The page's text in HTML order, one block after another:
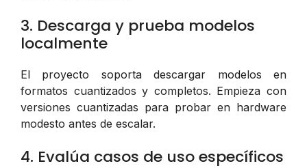
3. Descarga y prueba modelos
localmente
El proyecto soporta descargar modelos en
formatos cuantizados y completos. Empieza con
versiones cuantizadas para probar en hardware
modesto antes de escalar.
4. Evalúa casos de uso específicos